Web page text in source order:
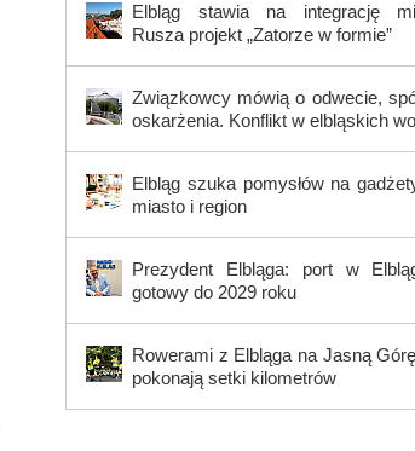
Elbląg stawia na integrację
Rusza projekt „Zatorze w formie”
Związkowcy mówią o odwecie,
oskarżenia. Konflikt w elbląskich
Elbląg szuka pomysłów na
miasto i region
Prezydent Elbląga: port w
gotowy do 2029 roku
Rowerami z Elbląga na Jasną
pokonają setki kilometrów